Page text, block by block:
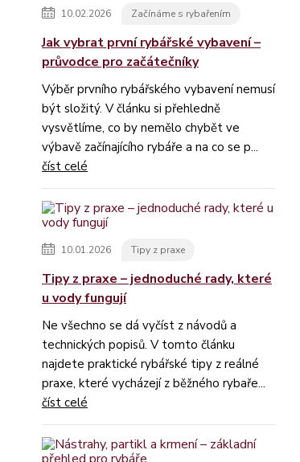
10.02.2026 Začínáme s rybařením
Jak vybrat první rybářské vybavení –
průvodce pro začátečníky
Výběr prvního rybářského vybavení nemusí
být složitý. V článku si přehledně
vysvětlíme, co by nemělo chybět ve
výbavě začínajícího rybáře a na co se p...
číst celé
10.01.2026 Tipy z praxe
Tipy z praxe – jednoduché rady, které
u vody fungují
Ne všechno se dá vyčíst z návodů a
technických popisů. V tomto článku
najdete praktické rybářské tipy z reálné
praxe, které vycházejí z běžného rybaře...
číst celé